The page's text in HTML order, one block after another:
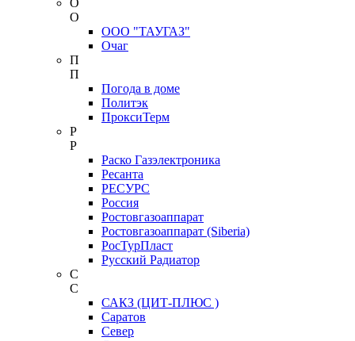
О
О
ООО "ТАУГАЗ"
Очаг
П
П
Погода в доме
Политэк
ПроксиТерм
Р
Р
Раско Газэлектроника
Ресанта
РЕСУРС
Россия
Ростовгазоаппарат
Ростовгазоаппарат (Siberia)
РосТурПласт
Русский Радиатор
С
С
САКЗ (ЦИТ-ПЛЮС )
Саратов
Север